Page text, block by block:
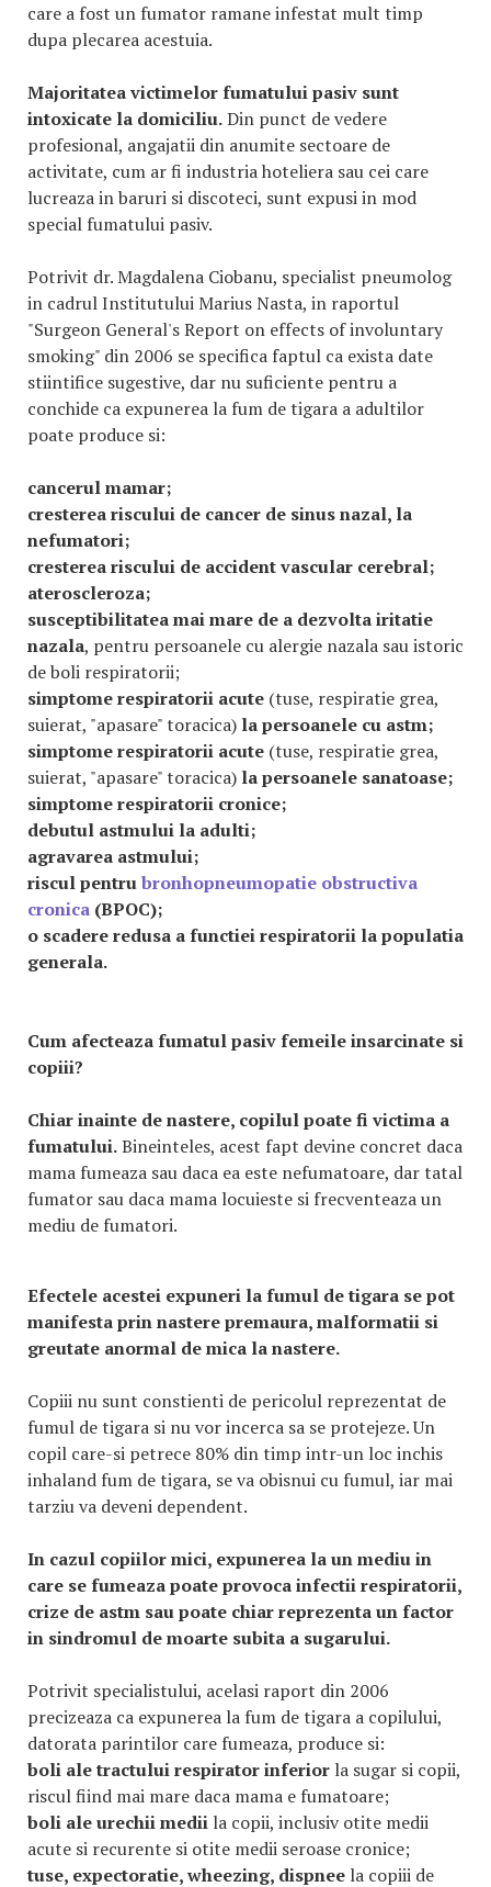
care a fost un fumator ramane infestat mult timp
dupa plecarea acestuia.
Majoritatea victimelor fumatului pasiv sunt
intoxicate la domiciliu.Din punct de vedere
profesional, angajatii din anumite sectoare de
activitate, cum ar fi industria hoteliera sau cei care
lucreaza in baruri si discoteci, sunt expusi in mod
special fumatului pasiv.
Potrivit dr. Magdalena Ciobanu, specialist pneumolog
in cadrul Institutului Marius Nasta, in raportul
"Surgeon General's Report on effects of involuntary
smoking" din 2006 se specifica faptul ca exista date
stiintifice sugestive, dar nu suficiente pentru a
conchide ca expunerea la fum de tigara a adultilor
poate produce si:
cancerul mamar;
cresterea riscului de cancer de sinus nazal, la
nefumatori;
cresterea riscului de accident vascular cerebral;
ateroscleroza;
susceptibilitatea mai mare de a dezvolta iritatie
nazala, pentru persoanele cu alergie nazala sau istoric
de boli respiratorii;
simptome respiratorii acute (tuse, respiratie grea,
suierat, "apasare" toracica) la persoanele cu astm;
simptome respiratorii acute (tuse, respiratie grea,
suierat, "apasare" toracica) la persoanele sanatoase;
simptome respiratorii cronice;
debutul astmului la adulti;
agravarea astmului;
riscul pentrubronhopneumopatie obstructiva
cronica (BPOC);
o scadere redusa a functiei respiratorii la populatia
generala.
Cum afecteaza fumatul pasiv femeile insarcinate si
copiii?
Chiar inainte de nastere, copilul poate fi victima a
fumatului.Bineinteles, acest fapt devine concret daca
mama fumeaza sau daca ea este nefumatoare, dar tatal
fumator sau daca mama locuieste si frecventeaza un
mediu de fumatori.
Efectele acestei expuneri la fumul de tigara se pot
manifesta prin nastere premaura, malformatii si
greutate anormal de mica la nastere.
Copiii nu sunt constienti de pericolul reprezentat de
fumul de tigara si nu vor incerca sa se protejeze. Un
copil care-si petrece 80% din timp intr-un loc inchis
inhaland fum de tigara, se va obisnui cu fumul, iar mai
tarziu va deveni dependent.
In cazul copiilor mici, expunerea la un mediu in
care se fumeaza poate provoca infectii respiratorii,
crize de astm sau poate chiar reprezenta un factor
in sindromul de moarte subita a sugarului.
Potrivit specialistului, acelasi raport din 2006
precizeaza ca expunerea la fum de tigara a copilului,
datorata parintilor care fumeaza, produce si:
boli ale tractului respirator inferior la sugar si copii,
riscul fiind mai mare daca mama e fumatoare;
boli ale urechii medii la copii, inclusiv otite medii
acute si recurente si otite medii seroase cronice;
tuse, expectoratie, wheezing, dispnee la copiii de